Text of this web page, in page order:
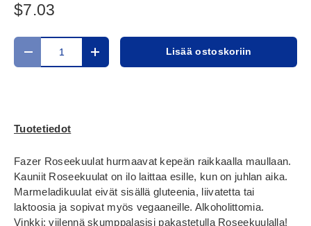
$7.03
Määrä
Translation missing: fi.cart.items.decrease_quantity
Translation missing:Lisää ostoskoriin
Tuotetiedot
Fazer Roseekuulat hurmaavat kepeän raikkaalla maullaan.
Kauniit Roseekuulat on ilo laittaa esille, kun on juhlan aika.
Marmeladikuulat eivät sisällä gluteenia, liivatetta tai
laktoosia ja sopivat myös vegaaneille. Alkoholittomia.
Vinkki: viilennä skumppalasisi pakastetulla Roseekuulalla!